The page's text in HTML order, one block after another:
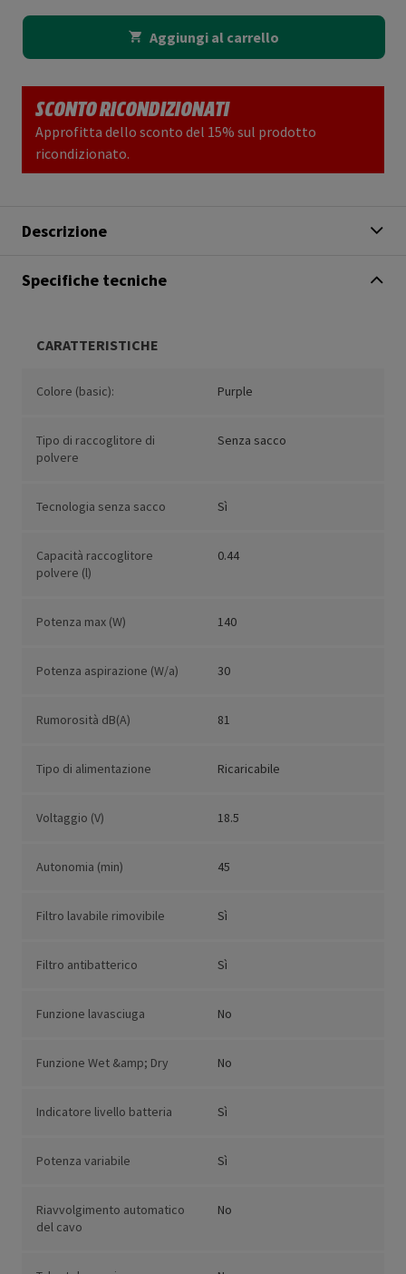
Aggiungi al carrello
SCONTO RICONDIZIONATI
Approfitta dello sconto del 15% sul prodotto
ricondizionato.
Descrizione
Specifiche tecniche
CARATTERISTICHE
Colore (basic): Purple
Tipo di raccoglitore di
polvere
Senza sacco
Tecnologia senza sacco Sì
Capacità raccoglitore
polvere (l)
0.44
Potenza max (W) 140
Potenza aspirazione (W/a) 30
Rumorosità dB(A) 81
Tipo di alimentazione Ricaricabile
Voltaggio (V) 18.5
Autonomia (min) 45
Filtro lavabile rimovibile Sì
Filtro antibatterico Sì
Funzione lavasciuga No
Funzione Wet &amp; Dry No
Indicatore livello batteria Sì
Potenza variabile Sì
Riavvolgimento automatico
del cavo
No